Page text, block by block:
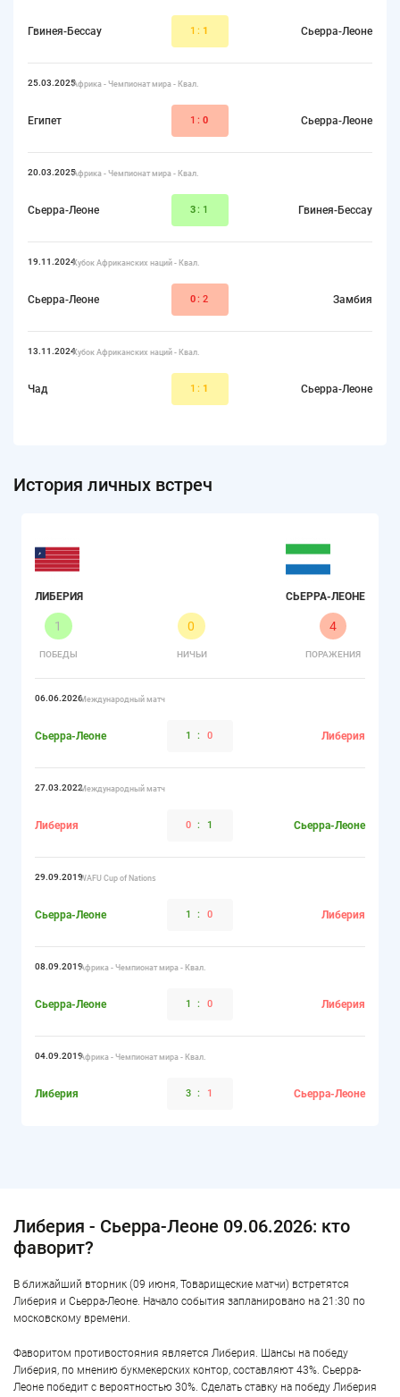
Гвинея-Бессау 1: 1 Сьерра-Леоне
25.03.2025Африка - Чемпионат мира - Квал.
Египет 1: 0 Сьерра-Леоне
20.03.2025Африка - Чемпионат мира - Квал.
Сьерра-Леоне 3:1 Гвинея-Бессау
19.11.2024Кубок Африканских наций - Квал.
Сьерра-Леоне 0:2 Замбия
13.11.2024Кубок Африканских наций - Квал.
Чад 1: 1 Сьерра-Леоне
История личных встреч
ЛИБЕРИЯ
1
ПОБЕДЫ
0
НИЧЬИ
4
ПОРАЖЕНИЯ
СЬЕРРА-ЛЕОНЕ
06.06.2026Международный матч
Сьерра-Леоне 1 : 0 Либерия
27.03.2022Международный матч
Либерия 0 : 1 Сьерра-Леоне
29.09.2019WAFU Cup of Nations
Сьерра-Леоне 1 : 0 Либерия
08.09.2019Африка - Чемпионат мира - Квал.
Сьерра-Леоне 1 : 0 Либерия
04.09.2019Африка - Чемпионат мира - Квал.
Либерия 3 : 1 Сьерра-Леоне
Либерия - Сьерра-Леоне 09.06.2026: кто
фаворит?
В ближайший вторник (09 июня, Товарищеские матчи) встретятся
Либерия и Сьерра-Леоне. Начало события запланировано на 21:30 по
московскому времени.
Фаворитом противостояния является Либерия. Шансы на победу
Либерия, по мнению букмекерских контор, составляют 43%. Сьерра-
Леоне победит с вероятностью 30%. Сделать ставку на победу Либерия